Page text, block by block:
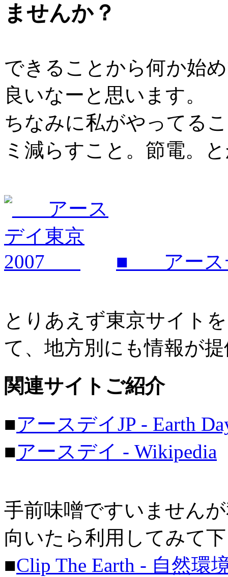
ませんか？
できることから何か始
良いなーと思います。
ちなみに私がやってる
ミ減らすこと。節電。
■___ アー
とりあえず東京サイト
て、地方別にも情報が
関連サイトご紹介
■アースデイJP - Earth
■アースデイ - Wikipedia
手前味噌ですいません
向いたら利用してみて
■Clip The Earth - 自然環